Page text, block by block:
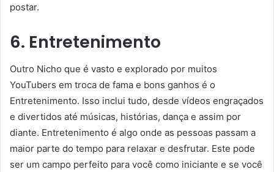
postar.
6. Entretenimento
Outro Nicho que é vasto e explorado por muitos
YouTubers em troca de fama e bons ganhos é o
Entretenimento. Isso inclui tudo, desde vídeos engraçados
e divertidos até músicas, histórias, dança e assim por
diante. Entretenimento é algo onde as pessoas passam a
maior parte do tempo para relaxar e desfrutar. Este pode
ser um campo perfeito para você como iniciante e se você